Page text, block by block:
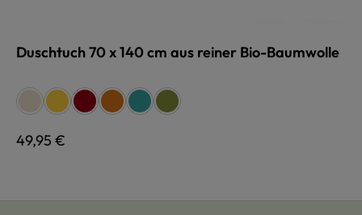
Duschtuch 70 x 140 cm aus reiner Bio-Baumwolle
Farbe auswählen
naturweiß
gelb rot terra türkis grün
Regulärer Preis:
49,95 €